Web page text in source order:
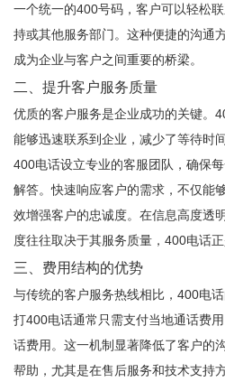
一个统一的400号码，客户可以轻松
持或其他服务部门。这种便捷的沟通
成为企业与客户之间重要的桥梁。
二、提升客户服务质量
优质的客户服务是企业成功的关键。
能够迅速联系到企业，减少了等待时
400电话设立专业的客服团队，确保
解答。快速响应客户的需求，不仅能
效增强客户的忠诚度。在信息高度透
度往往取决于其服务质量，400电话
三、费用结构的优势
与传统的客户服务热线相比，400电
打400电话通常只需支付当地通话费
话费用。这一机制显著降低了客户的
帮助，尤其是在售后服务和技术支持